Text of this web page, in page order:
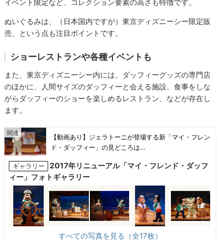
イベント限定など、コレクション要素の高さも特徴です。
ぬいぐるみは、（日本国内ですが）東京ディズニーシー限定販
売、という点も注目ポイントです。
ショーレストランや各種イベントも
また、東京ディズニーシー内には、ダッフィーグッズの専門店
のほかに、人間サイズのダッフィーと会える施設、食事をしな
がらダッフィーのショーを楽しめるレストラン、などが存在し
ます。
【動画あり】ジェラトーニが登場する新「マイ・フレン
ド・ダッフィー」の見どころは…
ギャラリー
2017年リニューアル「マイ・フレンド・ダッフ
ィー」フォトギャラリー
すべての写真を見る（全17枚）